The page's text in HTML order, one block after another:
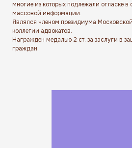
многие из которых подлежали огласке в
массовой информации.
Являлся членом президиума
коллегии адвокатов.
Награжден медалью 2 ст. за заслуги в
граждан.